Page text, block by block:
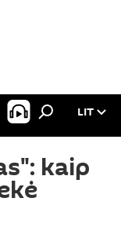
LIT
kaip